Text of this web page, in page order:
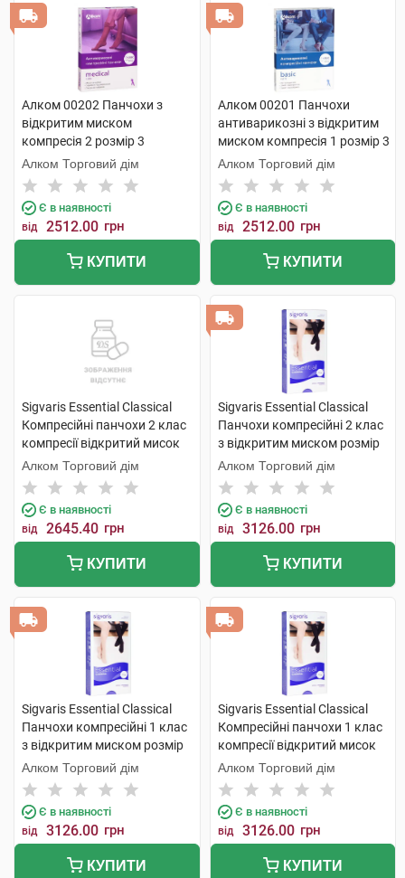
Алком 00202 Панчохи з
відкритим миском
компресія 2 розмір 3
бежевий 1 пара
Алком Торговий дім
Є в наявності
від 2512.00 грн
КУПИТИ
Алком 00201 Панчохи
антиварикозні з відкритим
миском компресія 1 розмір 3
бежевий 1 пара
Алком Торговий дім
Є в наявності
від 2512.00 грн
КУПИТИ
Sigvaris Essential Classical
Компресійні панчохи 2 клас
компресії відкритий мисок
розмір L long 1 пара
Алком Торговий дім
Є в наявності
від 2645.40 грн
КУПИТИ
Sigvaris Essential Classical
Панчохи компресійні 2 клас
з відкритим миском розмір
М long 1 пара
Алком Торговий дім
Є в наявності
від 3126.00 грн
КУПИТИ
Sigvaris Essential Classical
Панчохи компресійні 1 клас
з відкритим миском розмір
М long 1 пара
Алком Торговий дім
Є в наявності
від 3126.00 грн
КУПИТИ
Sigvaris Essential Classical
Компресійні панчохи 1 клас
компресії відкритий мисок
розмір L long 1 пара
Алком Торговий дім
Є в наявності
від 3126.00 грн
КУПИТИ